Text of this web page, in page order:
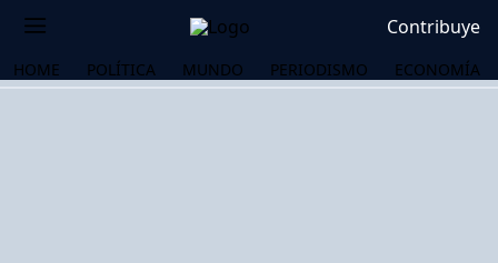
Contribuye
HOME POLÍTICA MUNDO PERIODISMO ECONOMÍA